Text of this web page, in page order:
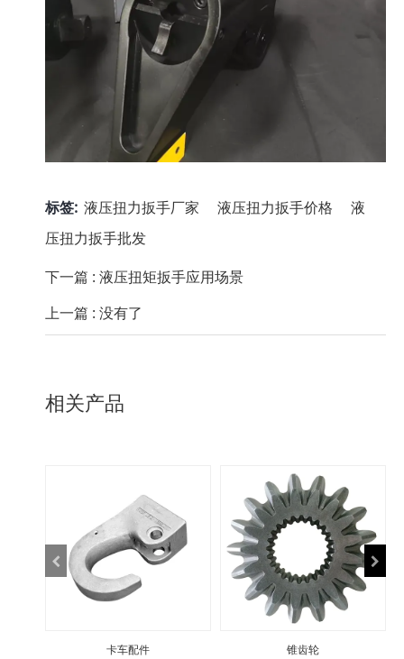
标签: 液压扭力扳手厂家 液压扭力扳手价格
液
压扭力扳手批发
下一篇 : 液压扭矩扳手应用场景
上一篇 : 没有了
相关产品
卡车配件 锥齿轮